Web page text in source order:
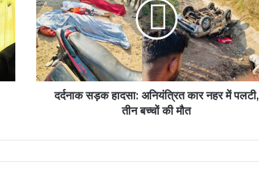
दर्दनाक सड़क हादसा: अनियंत्रित कार नहर में पलटी,
तीन बच्चों की मौत